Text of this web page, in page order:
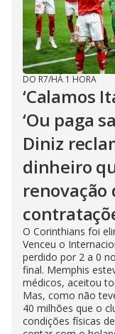
DO R7/HÁ 1 HORA
‘Calamos
‘Ou paga
Diniz
dinheiro
renovação
O Corinthians foi
Venceu o
perdido por 2 a 0
final. Memphis
médicos, aceitou
Mas, como não
40 milhões que o
condições físicas